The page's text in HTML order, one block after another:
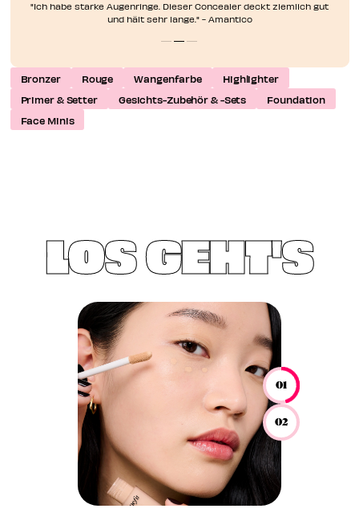
"Ich habe starke Augenringe. Dieser Concealer deckt ziemlich gut
und hält sehr lange." - Amantico
Bronzer Rouge Wangenfarbe
Highlighter
Primer & Setter
Gesichts-Zubehör & -Sets
Foundation
Face Minis
LOS GEHT'S
01
02